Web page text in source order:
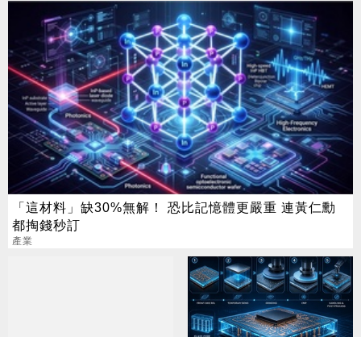
「這材料」缺30%無解！ 恐比記憶體更嚴重 連黃仁勳
都掏錢秒訂
產業